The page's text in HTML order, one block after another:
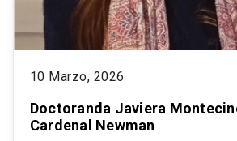
10 Marzo, 2026
Doctoranda Javiera
Cardenal Newman